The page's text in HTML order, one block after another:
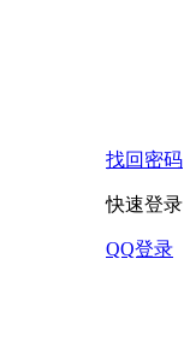
找回密码
快速登录
QQ登录